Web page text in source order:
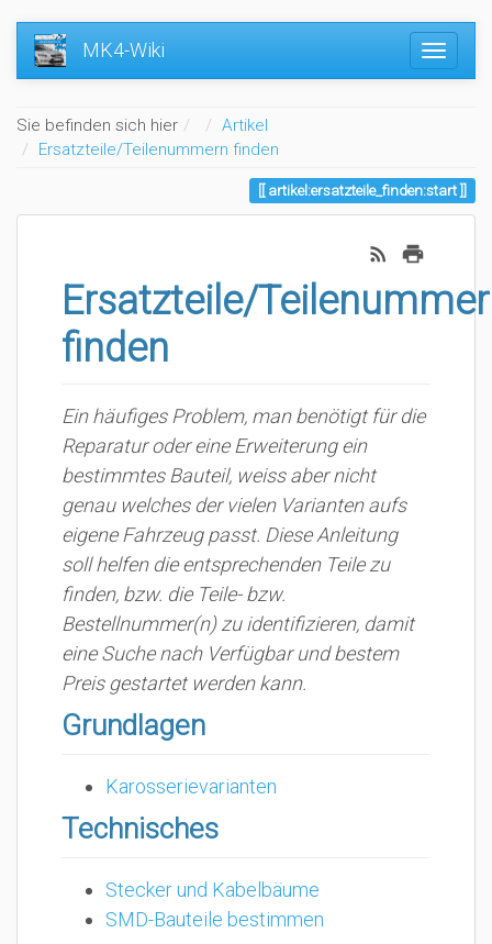
MK4-Wiki
Sie befinden sich hier Home
Artikel
Ersatzteile/Teilenummern finden
artikel:ersatzteile_finden:start
Ersatzteile/
finden
Ein häufiges Problem, man benötigt für die
Reparatur oder eine Erweiterung ein
bestimmtes Bauteil, weiss aber nicht
genau welches der vielen Varianten aufs
eigene Fahrzeug passt. Diese Anleitung
soll helfen die entsprechenden Teile zu
finden, bzw. die Teile- bzw.
Bestellnummer(n) zu identifizieren, damit
eine Suche nach Verfügbar und bestem
Preis gestartet werden kann.
Grundlagen
Karosserievarianten
Technisches
Stecker und Kabelbäume
SMD-Bauteile bestimmen